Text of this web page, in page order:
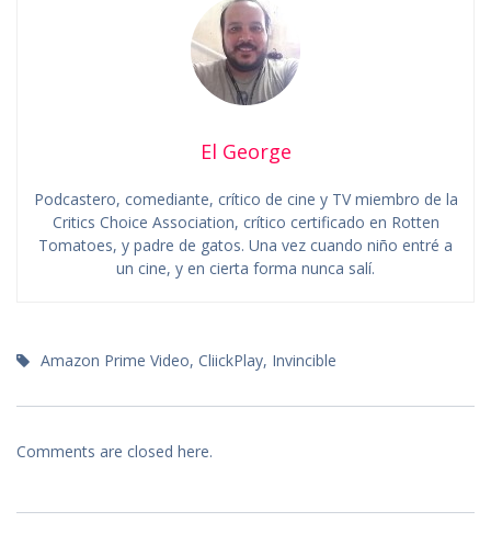
El George
Podcastero, comediante, crítico de cine y TV miembro de la
Critics Choice Association, crítico certificado en Rotten
Tomatoes, y padre de gatos. Una vez cuando niño entré a
un cine, y en cierta forma nunca salí.
Amazon Prime Video, CliickPlay, Invincible
Comments are closed here.